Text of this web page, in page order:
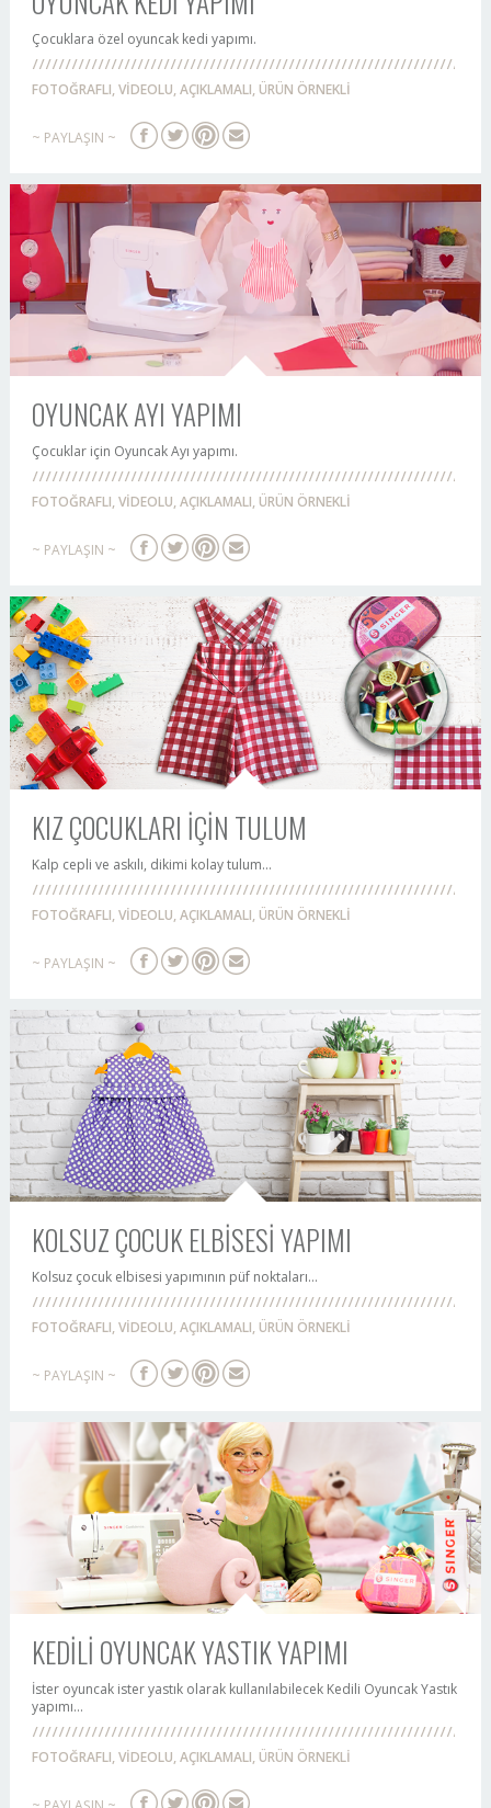
Çocuklara özel oyuncak kedi yapımı.
FOTOĞRAFLI, VİDEOLU, AÇIKLAMALI, ÜRÜN ÖRNEKLİ
~ PAYLAŞIN ~
OYUNCAK AYI YAPIMI
Çocuklar için Oyuncak Ayı yapımı.
FOTOĞRAFLI, VİDEOLU, AÇIKLAMALI, ÜRÜN ÖRNEKLİ
~ PAYLAŞIN ~
KIZ ÇOCUKLARI İÇİN TULUM
Kalp cepli ve askılı, dikimi kolay tulum...
FOTOĞRAFLI, VİDEOLU, AÇIKLAMALI, ÜRÜN ÖRNEKLİ
~ PAYLAŞIN ~
KOLSUZ ÇOCUK ELBİSESİ YAPIMI
Kolsuz çocuk elbisesi yapımının püf noktaları...
FOTOĞRAFLI, VİDEOLU, AÇIKLAMALI, ÜRÜN ÖRNEKLİ
~ PAYLAŞIN ~
KEDİLİ OYUNCAK YASTIK YAPIMI
İster oyuncak ister yastık olarak kullanılabilecek Kedili Oyuncak Yastık
yapımı...
FOTOĞRAFLI, VİDEOLU, AÇIKLAMALI, ÜRÜN ÖRNEKLİ